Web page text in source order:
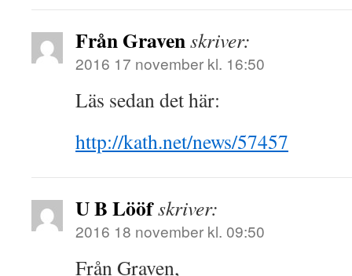
Från Gravenskriver:
2016 17 november kl. 16:50
Läs sedan det här:
http://kath.net/news/57457
U B Lööfskriver:
2016 18 november kl. 09:50
Från Graven,